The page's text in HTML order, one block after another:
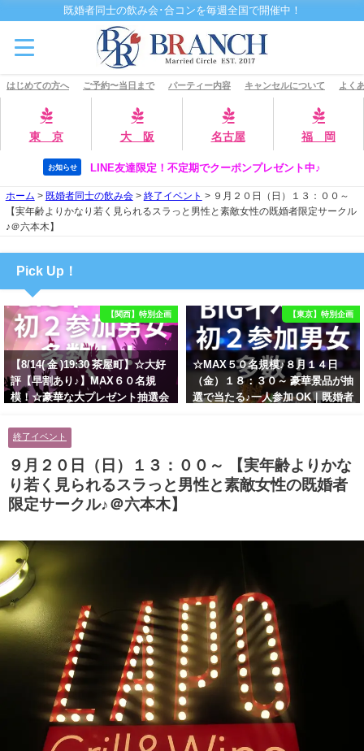
既婚者同士の飲み会･合コンを毎週全国で開催中！
はじめての方へ ご予約〜当日まで パーティー内容 キャンセルについて よく
東 京 大 阪 名古屋 福 岡
お知らせ LINE友達限定！不定期でクーポンプレゼント中♪
ホーム > 既婚者同士の飲み会> 終了イベント > ９月２０日（日）１３：００～
【実年齢よりかなり若く見られるスラっと男性と素敵女性の既婚者限定サークル
♪＠六本木】
Pick Up！
【関西】特別企画
【8/14( 金 )19:30 茶屋町】☆大好
評【早割あり♪】MAX６０名規
模！☆豪華な大プレゼント抽選会
男性とオシャレ好きで落ち着いた
大人女性の既婚者限定ビッグパー
ティー♪＠茶屋町】
【東京】特別企画
☆MAX５０名規模♪８月１４日
（金）１８：３０～ 豪華景品が抽
選で当たる♪一人参加 OK｜既婚者
女性の既婚者限定ビッグパーティ
ー♪＠池袋】
終了イベント
９月２０日（日）１３：００～ 【実年齢よりかな
り若く見られるスラっと男性と素敵女性の既婚者
限定サークル♪＠六本木】